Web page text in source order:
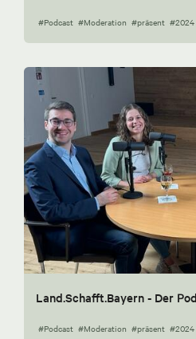
#Podcast #Moderation #präsent #2024
Land.Schafft.Bayern - Der
#Podcast #Moderation #präsent #2024